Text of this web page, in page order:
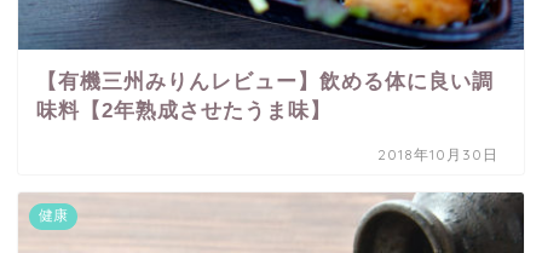
【有機三州みりんレビュー】飲める体に良い調
味料【2年熟成させたうま味】
2018年10月30日
健康